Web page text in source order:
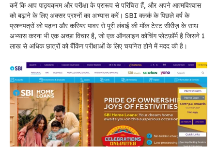
करें कि आप पाठ्यक्रम और परीक्षा के प्रारूप से परिचित हैं, और अपने आत्मविश्वास
को बढ़ाने के लिए अक्सर प्रश्नों का अभ्यास करें। SBI क्लर्क के पिछले वर्ष के
प्रश्नपत्रों को पढ़ना और करियर पावर से पूरी लंबाई की मॉक टेस्ट सीरीज़ के साथ
अभ्यास करना भी एक अच्छा विचार है, जो एक ऑनलाइन कोचिंग प्लेटफ़ॉर्म है जिसने 1
लाख से अधिक छात्रों को बैंकिंग परीक्षाओं के लिए चयनित होने में मदद की है।